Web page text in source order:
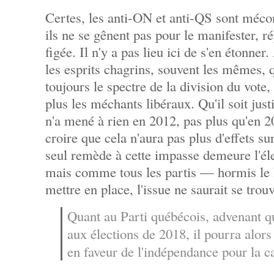
Certes, les anti-ON et anti-QS sont
ils ne se gênent pas pour le manifester,
figée. Il n'y a pas lieu ici de s'en
les esprits chagrins, souvent les mêmes,
toujours le spectre de la division du
plus les méchants libéraux. Qu'il soit
n'a mené à rien en 2012, pas plus qu'en
croire que cela n'aura pas plus d'effets
seul remède à cette impasse demeure
mais comme tous les partis — hormis
mettre en place, l'issue ne saurait se
Quant au Parti québécois, advenant
aux élections de 2018, il pourra
en faveur de l'indépendance pour la